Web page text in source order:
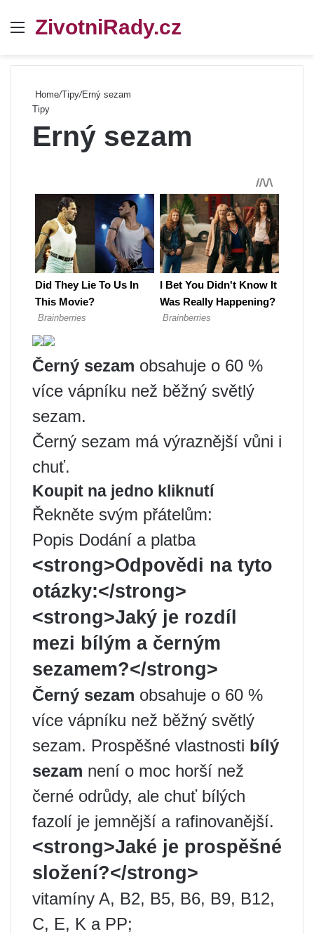
Menu
ZivotniRady.cz
Home/Tipy/Erný sezam
Tipy
Erný sezam
Černý sezam obsahuje o 60 %
více vápníku než běžný světlý
sezam.
Černý sezam má výraznější vůni i
chuť.
Koupit na jedno kliknutí
Řekněte svým přátelům:
Popis Dodání a platba
<strong>Odpovědi na tyto
otázky:</strong>
<strong>Jaký je rozdíl
mezi bílým a černým
sezamem?</strong>
Černý sezam obsahuje o 60 %
více vápníku než běžný světlý
sezam. Prospěšné vlastnosti bílý
sezam není o moc horší než
černé odrůdy, ale chuť bílých
fazolí je jemnější a rafinovanější.
<strong>Jaké je prospěšné
složení?</strong>
vitamíny A, B2, B5, B6, B9, B12,
C, E, K a PP;